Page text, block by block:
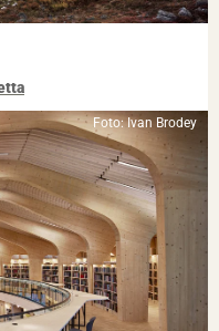
Foto: Ivan Brodey